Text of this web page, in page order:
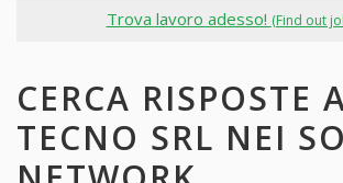
Trova lavoro adesso! (Find out
CERCA RISPOSTE
TECNO SRL NEI